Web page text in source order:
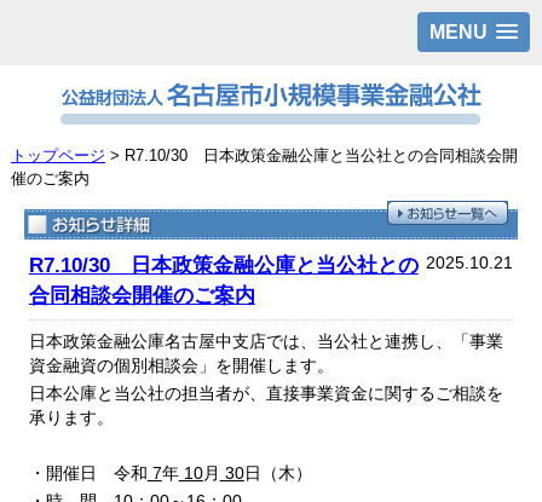
MENU
トップページ > R7.10/30 日本政策金融公庫と当公社との合同相談会開
催のご案内
R7.10/30 日本政策金融公庫と当公社との
合同相談会開催のご案内
2025.10.21
日本政策金融公庫名古屋中支店では、当公社と連携し、「事業
資金融資の個別相談会」を開催します。
日本公庫と当公社の担当者が、直接事業資金に関するご相談を
承ります。
・開催日 令和 7年10月 30日（木）